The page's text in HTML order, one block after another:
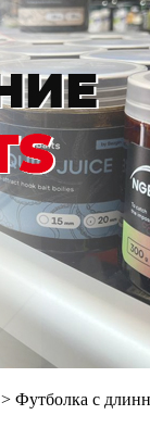
> Футболка с